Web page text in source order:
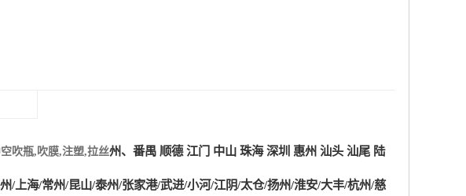
吹瓶,吹膜,注塑,拉丝州、番禺 顺德 江门 中山 珠海 深圳 惠州 汕头 汕尾 陆
/上海/常州/昆山/泰州/张家港/武进/小河/江阴/太仓/扬州/淮安/大丰/杭州/慈